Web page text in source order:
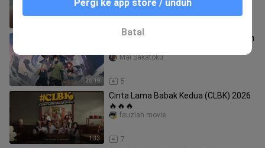
26:19
Ep - 16 Dragon Raja -The Blazing Dawn
5
Mai Sakatoku
1:33
Cinta Lama Babak Kedua (CLBK) 2026
🔥🔥🔥
7
fauziah movie
Pergi ke app store / unduh
Batal